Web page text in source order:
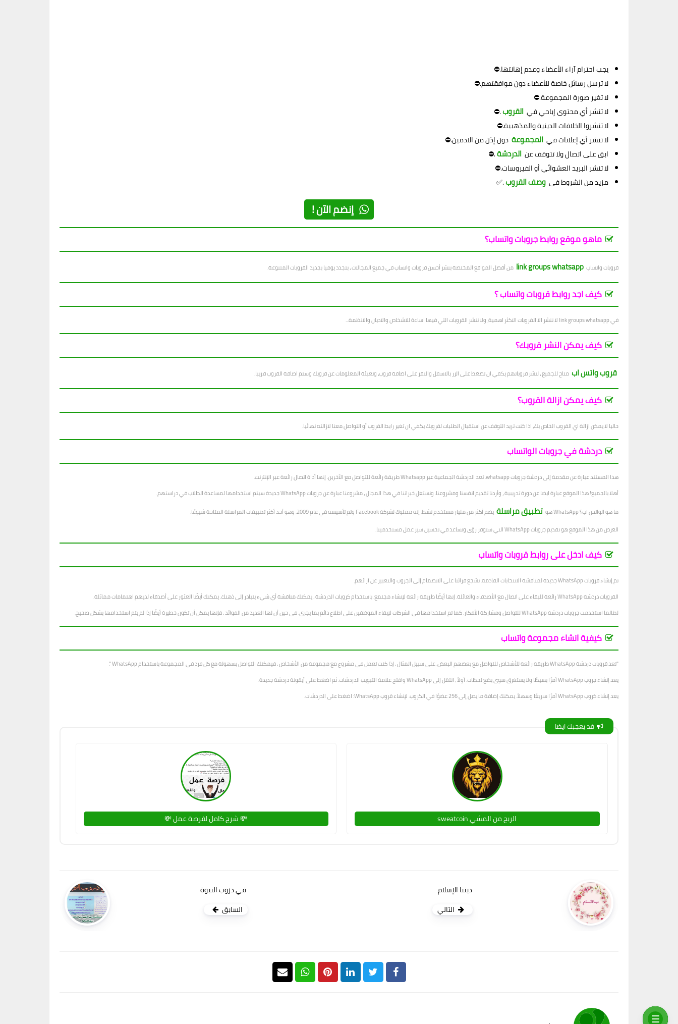
يجب احترام آراء الأعضاء وعدم إهانتها.⛔
لا ترسل رسائل خاصة للأعضاء دون موافقتهم.⛔
لا تغير صورة المجموعة.⛔
لا تنشر أي محتوى إباحي في القروب.⛔
لا تنشروا الخلافات الدينية والمذهبية.⛔
لا تنشر أي إعلانات في المجموعة دون إذن من الادمين.⛔
ابق على اتصال ولا تتوقف عن الدردشة.⛔
لا تنشر البريد العشوائي أو الفيروسات.⛔
مزيد من الشروط في وصف القروب.✅
إنضم الآن !
ماهو موقع روابط جروبات واتساب؟
قروبات واتساب link groups whatsapp من أفضل المواقع المختصة بنشر أحسن قروبات واتساب في جميع المجالات ، بتجدد يوميا بجديد القروبات المتنوعة.
كيف اجد روابط قروبات واتساب ؟
في link groups whatsapp لا ننشر الا القروبات الاكثر اهمية، ولا ننشر القروبات التي فيها اساءة للاشخاص والاديان والانظمة...
كيف يمكن النشر قروبك؟
قروب واتس اب متاح للجميع ، لنشر قروباتهم يكفي ان تضغط على الزر بالاسفل والنقر على اضافة قروب، وتعبئة المعلومات عن قروبك وستم اصافة القروب قريبا.
كيف يمكن ازالة القروب؟
حاليا لا يمكن ازالة اي القروب الخاص بك، اذا كنت تريد التوقف عن استقبال الطلبات لقروبك يكفي ان تغير رابط القروب أو التواصل معنا لازالته نهائيا.
دردشة في جروبات الواتساب
هذا المستند عبارة عن مقدمة إلى دردشة جروبات whatsapp. تعد الدردشة الجماعية عبر Whatsapp طريقة رائعة للتواصل مع الآخرين. إنها أداة اتصال رائعة عبر الإنترنت.
أهلا بالجميع! هذا الموقع عبارة ايضا عن دورة تدريبية ، وأردنا تقديم انفسنا ومشروعنا. ونستغل خبراتنا في هذا المجال ، مشروعنا عبارة عن جروبات WhatsApp جديدة سيتم استخدامها لمساعدة الطلاب في دراستهم.
ما هو الواتس اب؟ WhatsApp هو
تطبيق مراسلة يضم أكثر من مليار مستخدم نشط. إنه مملوك لشركة Facebook وتم تأسيسه في عام 2009. وهو أحد أكثر تطبيقات المراسلة المتاحة شيوعًا.
الغرض من هذا الموقع هو تقديم جروبات WhatsApp التي ستوفر رؤى وتساعد في تحسين سير عمل مستخدمينا.
كيف ادخل على روابط قروبات واتساب
تم إنشاء قروبات WhatsApp جديدة لمناقشة الانتخابات القادمة. نشجع قرائنا على الانضمام إلى الجروب والتعبير عن آرائهم.
القروبات دردشة WhatsApp رائعة للبقاء على اتصال مع الأصدقاء والعائلة. إنها أيضًا طريقة رائعة لإنشاء مجتمع. باستخدام كروبات الدردشة ، يمكنك مناقشة أي شيء يتبادر إلى ذهنك. يمكنك أيضًا العثور على أصدقاء لديهم اهتمامات مماثلة.
لطالما استخدمت جروبات دردشة WhatsApp للتواصل ومشاركة الأفكار. كما تم استخدامها في الشركات لإبقاء الموظفين على اطلاع دائم بما يجري. في حين أن لها العديد من الفوائد ، فإنها يمكن أن تكون خطيرة أيضًا إذا لم يتم استخدامها بشكل صحيح.
كيفية انشاء مجموعة واتساب
"تعد قروبات دردشة WhatsApp طريقة رائعة للأشخاص للتواصل مع بعضهم البعض. على سبيل المثال ، إذا كنت تعمل في مشروع مع مجموعة من الأشخاص ، فيمكنك التواصل بسهولة مع كل فرد في المجموعة باستخدام WhatsApp ".
يعد إنشاء جروب WhatsApp أمرًا بسيطًا ولا يستغرق سوى بضع لحظات. أولاً ، انتقل إلى WhatsApp وافتح علامة التبويب الدردشات. ثم اضغط على أيقونة دردشة جديدة.
يعد إنشاء كروب WhatsApp أمرًا سريعًا وسهلاً. يمكنك إضافة ما يصل إلى 256 عضوًا في الكروب. لإنشاء قروب WhatsApp: اضغط على الدردشات.
قد يعجبك ايضا
الربح من المشي sweatcoin 💸 شرح كامل لفرصة عمل 💸
ديننا الإسلام
التالي
في دروب النبوة
السابق